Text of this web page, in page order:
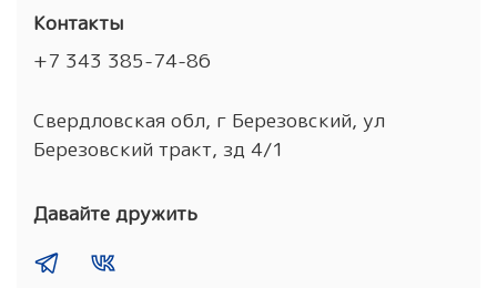
Контакты
+7 343 385-74-86
Свердловская обл, г Березовский, ул
Березовский тракт, зд 4/1
Давайте дружить